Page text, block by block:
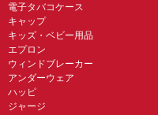
電子タバコケース
キャップ
キッズ・ベビー用品
エプロン
ウィンドブレーカー
アンダーウェア
ハッピ
ジャージ